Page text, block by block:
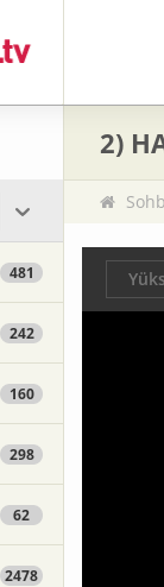
481
242
160
298
62
2478
2)